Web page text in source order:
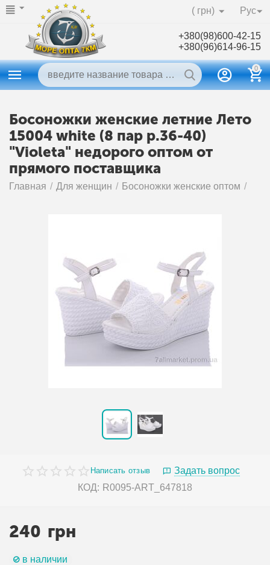
Рус
( грн)
+380(98)600-42-15
+380(96)614-96-15
0
Босоножки женские летние Лето
15004 white (8 пар р.36-40)
"Violeta" недорого оптом от
прямого поставщика
Главная / Для женщин / Босоножки женские оптом /
Написать отзыв
Задать вопрос
КОД: R0095-ART_647818
240 грн
в наличии